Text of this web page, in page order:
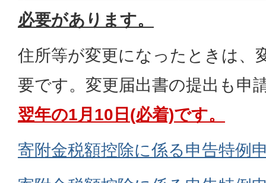
必要があります。
住所等が変更になったときは、
要です。変更届出書の提出も申
翌年の1月10日(必着)です。
寄附金税額控除に係る申告特例